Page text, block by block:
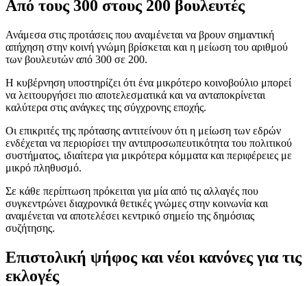
Από τους 300 στους 200 βουλευτές
Ανάμεσα στις προτάσεις που αναμένεται να βρουν σημαντική
απήχηση στην κοινή γνώμη βρίσκεται και η μείωση του αριθμού
των βουλευτών από 300 σε 200.
Η κυβέρνηση υποστηρίζει ότι ένα μικρότερο κοινοβούλιο μπορεί
να λειτουργήσει πιο αποτελεσματικά και να ανταποκρίνεται
καλύτερα στις ανάγκες της σύγχρονης εποχής.
Οι επικριτές της πρότασης αντιτείνουν ότι η μείωση των εδρών
ενδέχεται να περιορίσει την αντιπροσωπευτικότητα του πολιτικού
συστήματος, ιδιαίτερα για μικρότερα κόμματα και περιφέρειες με
μικρό πληθυσμό.
Σε κάθε περίπτωση πρόκειται για μία από τις αλλαγές που
συγκεντρώνει διαχρονικά θετικές γνώμες στην κοινωνία και
αναμένεται να αποτελέσει κεντρικό σημείο της δημόσιας
συζήτησης.
Επιστολική ψήφος και νέοι κανόνες για τις
εκλογές